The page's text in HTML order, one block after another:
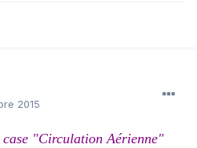
2015
case "Circulation Aérienne"